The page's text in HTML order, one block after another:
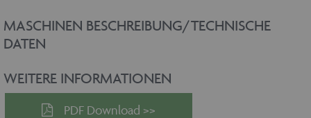
MASCHINEN BESCHREIBUNG/TECHNISCHE
DATEN
WEITERE INFORMATIONEN
PDF Download >>